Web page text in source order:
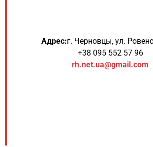
Адрес:г. Черновцы, ул.
+38 095 552 57 96
rh.net.ua@gmail.com